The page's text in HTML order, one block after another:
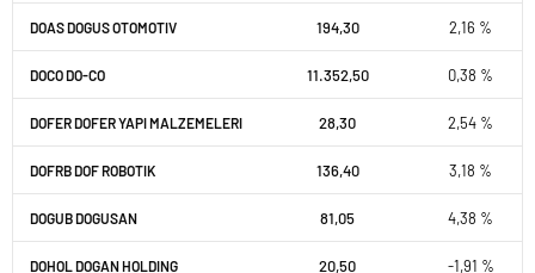
DOAS DOGUS OTOMOTIV 194,30 2,16 %
DOCO DO-CO 11.352,50 0,38 %
DOFER DOFER YAPI MALZEMELERI 28,30 2,54 %
DOFRB DOF ROBOTIK 136,40 3,18 %
DOGUB DOGUSAN 81,05 4,38 %
DOHOL DOGAN HOLDING 20,50 -1,91 %